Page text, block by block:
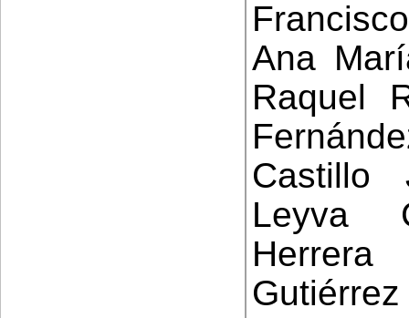
Ana
Raquel
Castillo
Leyva